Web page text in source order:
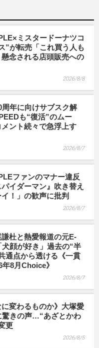
ミスタードーナツコ
”が転売「これ買う人も
念される店頭販売への
2026/8/8
周年に向けサブスク解
も“復活”のムー
ント続々で急浮上す
2026/8/7
ファンのマナー違反
イダーマン』吹き替え
！」の歓声に批判
2026/8/7
杜と熱愛報道の元E-
顔が好き」過去の“半
通点から透ける《一貫
8月Choice》
2026/8/7
に変わるものか》大塚愛
驚きの声…“あざとかわ
更
2026/8/5